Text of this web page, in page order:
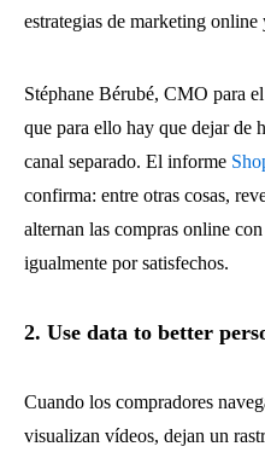
estrategias de marketing
Stéphane Bérubé, CMO para
que para ello hay que dejar de
canal separado. El informe
confirma: entre otras cosas,
alternan las compras online
igualmente por satisfechos.
2. Use data to better
Cuando los compradores
visualizan vídeos, dejan un